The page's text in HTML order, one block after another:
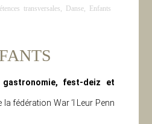
transversales Danse
Enfants
gastronomie, fest-deiz et
fédération War ‘l Leur Penn